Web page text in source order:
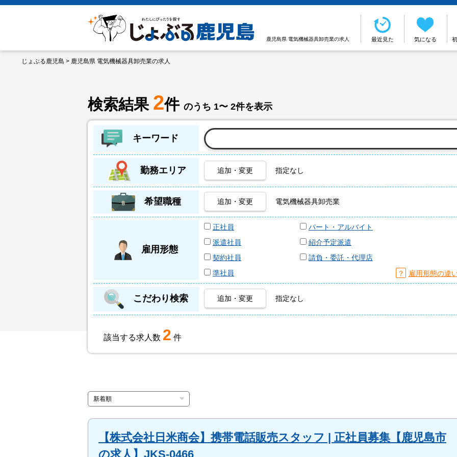
鹿児島県 電気機械器具卸売業の求人 最近見た 気になる
じょぶる鹿児島 > 鹿児島県 電気機械器具卸売業の求人
検索結果 2件 のうち 1〜 2件を表示
キーワード
勤務エリア 追加・変更 指定なし
希望職種 追加・変更 電気機械器具卸売業
雇用形態
正社員
パート・アルバイト
派遣社員
紹介予定派遣
契約社員
請負・委託・代理店
準社員
？ 雇用形態の違
こだわり検索 追加・変更 指定なし
該当する求人数 2 件
【株式会社日米商会】携帯電話販売スタッフ | 正社員募集【鹿児島市
の求人】JKS-0466